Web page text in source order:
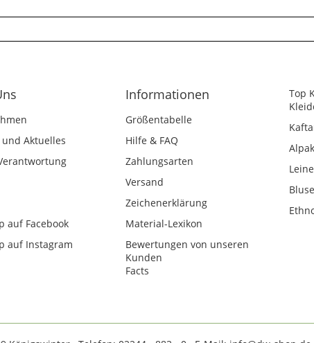
und Aktuelles
auf Facebook
auf Instagram
Informationen
Größentabelle
Hilfe & FAQ
Zahlungsarten
Versand
Zeichenerklärung
Material-Lexikon
Bewertungen von unseren
Kunden
Facts
Top